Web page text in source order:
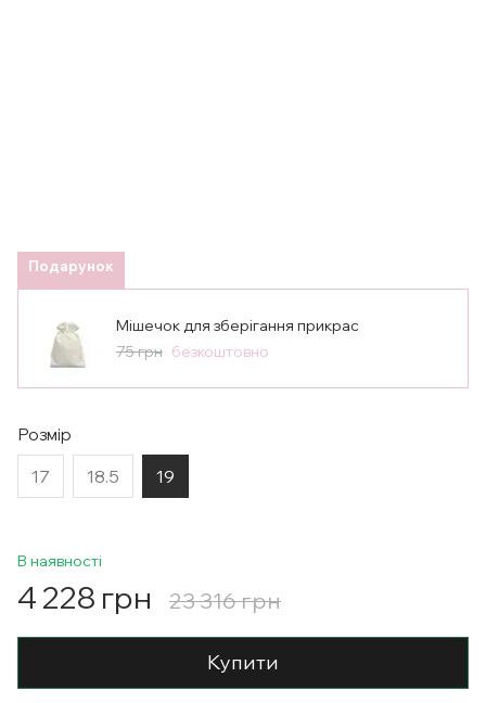
Подарунок
Мішечок для зберігання прикрас
75 грн безкоштовно
Розмір
17 18.5 19
В наявності
4 228 грн 23 316 грн
Купити